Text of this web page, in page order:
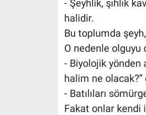
- Şeyhlik, şıhlık
halidir.
Bu toplumda
O nedenle olguyu
- Biyolojik yönden
halim ne olacak?”
- Batılıları
Fakat onlar kendi